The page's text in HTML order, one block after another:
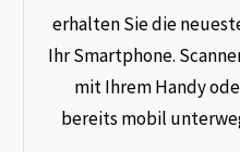
erhalten Sie die
Ihr Smartphone.
mit Ihrem Handy
bereits mobil